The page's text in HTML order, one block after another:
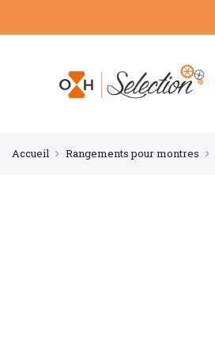
Accueil Rangements pour montres